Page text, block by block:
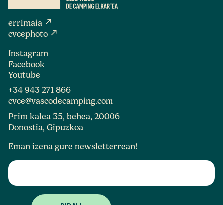
errimaia north_east
cvcephoto north_east
Instagram
Facebook
Youtube
+34 943 271 866
cvce@vascodecamping.com
Prim kalea 35, behea, 20006
Donostia, Gipuzkoa
Eman izena gure newsletterrean!